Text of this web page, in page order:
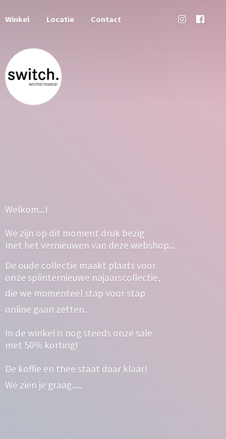
Winkel Locatie Contact
Welkom...!
We zijn op dit moment druk bezig
met het vernieuwen van deze webshop...
De oude collectie maakt plaats voor
onze splinternieuwe najaarscollectie,
die we momenteel stap voor stap
online gaan zetten.
In de winkel is nog steeds onze sale
met 50% korting!
De koffie en thee staat daar klaar!
We zien je graag.....